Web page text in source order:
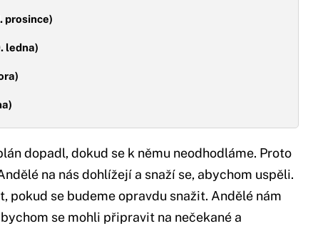
prosince)
ledna)
dopadl, dokud se k němu neodhodláme. Proto
na nás dohlížejí a snaží se, abychom uspěli.
pokud se budeme opravdu snažit. Andělé nám
se mohli připravit na nečekané a